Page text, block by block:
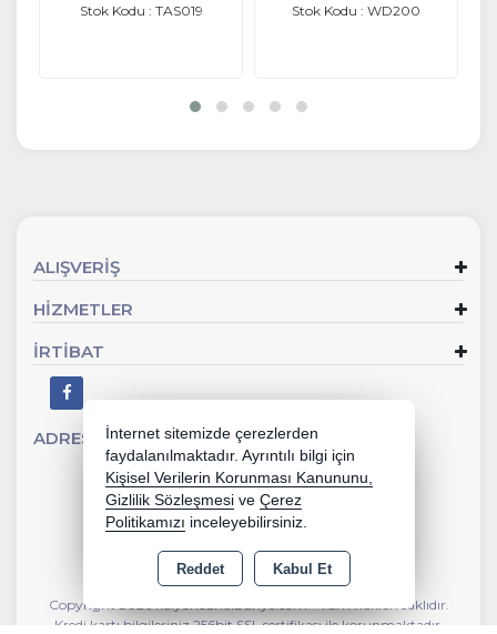
Stok Kodu : TAS019 Stok Kodu : WD200
ALIŞVERİŞ
HİZMETLER
İRTİBAT
ADRES Sevgi Mahallesi 902 Sk No:2 Gaziemir - İZMİR
Copyright 2026 kalyoncunalburiye.com - Tüm hakları saklıdır.
Kredi kartı bilgileriniz 256bit SSL sertifikası ile korunmaktadır.
İnternet sitemizde çerezlerden
faydalanılmaktadır. Ayrıntılı bilgi için
Kişisel Verilerin Korunması Kanununu,
Gizlilik Sözleşmesi ve Çerez
Politikamızı inceleyebilirsiniz.
Reddet Kabul Et